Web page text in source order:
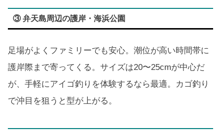
③ 弁天島周辺の護岸・海浜公園
足場がよくファミリーでも安心。潮位が高い時間帯に
護岸際まで寄ってくる。サイズは20〜25cmが中心だ
が、手軽にアイゴ釣りを体験するなら最適。カゴ釣り
で沖目を狙うと型が上がる。